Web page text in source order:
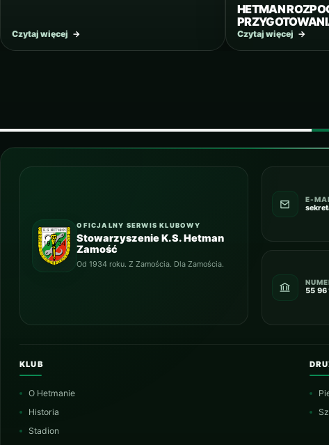
Czytaj więcej →
HETMAN
Czytaj więcej →
OFICJALNY SERWIS KLUBOWY
Stowarzyszenie K.S. Hetman
Zamość
Od 1934 roku. Z Zamościa. Dla Zamościa.
E-
55
KLUB
O Hetmanie
Historia
Stadion